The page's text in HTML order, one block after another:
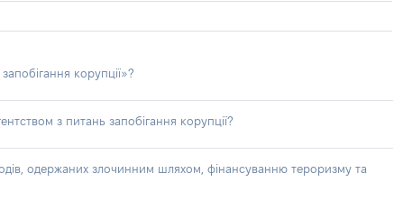
корупції»?
з питань запобігання корупції?
одержаних злочинним шляхом, фінансуванню тероризму та